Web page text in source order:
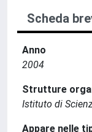
Scheda
Anno
2004
Strutture
Istituto di
Appare nelle